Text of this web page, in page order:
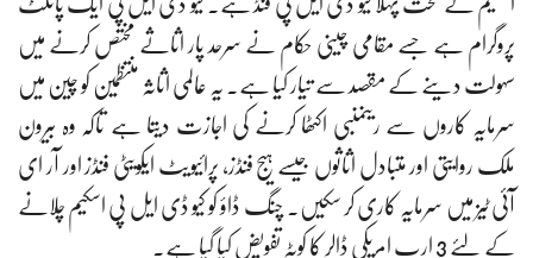
پروگرام ہے جسے مقامی چینی حکام نے سرحد پار اثاثے مختص کرنے میں
سہولت دینے کے مقصد سے تیار کیا ہے۔ یہ عالمی اثاثہ منتظمین کو چین میں
سرمایہ کاروں سے رینمنبی اکٹھا کرنے کی اجازت دیتا ہے تاکہ وہ بیرون
ملک روایتی اور متبادل اثاثوں جیسے ہیج فنڈز، پرائیویٹ ایکویٹی فنڈز اور آر ای
آئی ٹیز میں سرمایہ کاری کر سکیں۔ چنگ ڈاؤ کو کیو ڈی ایل پی اسکیم چلانے
کے لئے 3 ارب امریکی ڈالر کا کوٹہ تفویض کیا گیا ہے۔